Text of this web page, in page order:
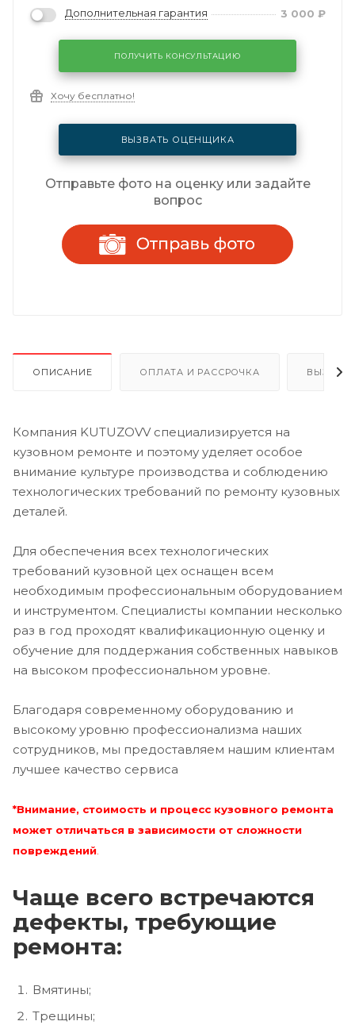
Дополнительная гарантия 3 000 ₽
ПОЛУЧИТЬ КОНСУЛЬТАЦИЮ
Хочу бесплатно!
ВЫЗВАТЬ ОЦЕНЩИКА
Отправьте фото на оценку или задайте
вопрос
ОПИСАНИЕ ОПЛАТА И РАССРОЧКА ВЫЗОВ
Компания KUTUZOVV специализируется на
кузовном ремонте и поэтому уделяет особое
внимание культуре производства и соблюдению
технологических требований по ремонту кузовных
деталей.
Для обеспечения всех технологических
требований кузовной цех оснащен всем
необходимым профессиональным оборудованием
и инструментом. Специалисты компании несколько
раз в год проходят квалификационную оценку и
обучение для поддержания собственных навыков
на высоком профессиональном уровне.
Благодаря современному оборудованию и
высокому уровню профессионализма наших
сотрудников, мы предоставляем нашим клиентам
лучшее качество сервиса
*Внимание, стоимость и процесс кузовного ремонта
может отличаться в зависимости от сложности
повреждений.
Чаще всего встречаются
дефекты, требующие
ремонта:
Вмятины;
Трещины;